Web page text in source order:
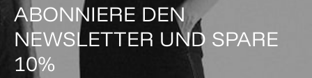
ABONNIERE DEN
NEWSLETTER UND SPARE
10%